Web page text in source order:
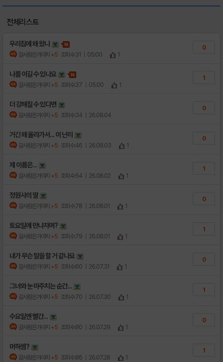
전체리스트
우리집에 왜 왔니
갈사람은가야지 +5 조회수:31 | 05:00 1
0
나를 이길 수 있나요
갈사람은가야지 +5 조회수:37 | 05:00 1
1
더 강해질 수 있다면
갈사람은가야지 +5 조회수:34 | 26.08.04
0
거긴 왜 올라가서... 이 난리
갈사람은가야지 +5 조회수:46 | 26.08.03 1
0
제 이름은...
갈사람은가야지 +5 조회수:54 | 26.08.02 1
1
정원사의 딸
갈사람은가야지 +5 조회수:78 | 26.08.01 1
0
토요일에 만나자며?
갈사람은가야지 +5 조회수:79 | 26.08.01 1
1
내가 무슨 말을 할 거 같나요
갈사람은가야지 +5 조회수:60 | 26.07.31 1
0
그녀와 눈 마주치는 순간...
갈사람은가야지 +5 조회수:70 | 26.07.30 1
1
수요일엔 빨간...
갈사람은가야지 +5 조회수:80 | 26.07.29 1
0
머하셈?
갈사람은가야지 +5 조회수:86 | 26.07.28 1
1